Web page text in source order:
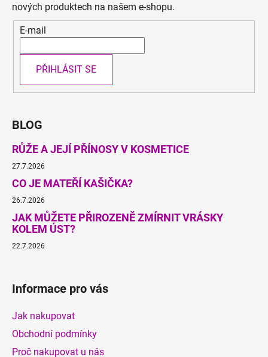
nových produktech na našem e-shopu.
E-mail
PŘIHLÁSIT SE
BLOG
RŮŽE A JEJÍ PŘÍNOSY V KOSMETICE
27.7.2026
CO JE MATEŘÍ KAŠIČKA?
26.7.2026
JAK MŮŽETE PŘIROZENĚ ZMÍRNIT VRÁSKY
KOLEM ÚST?
22.7.2026
Informace pro vás
Jak nakupovat
Obchodní podmínky
Proč nakupovat u nás